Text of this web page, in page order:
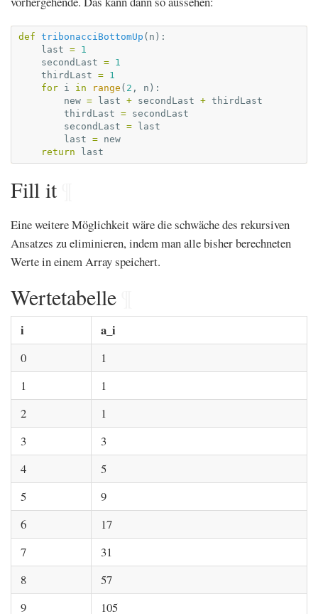
def tribonacciBottomUp ( n ):
last = 1
secondLast = 1
thirdLast = 1
for i in range ( 2 , n ):
new = last + secondLast + thirdLast
thirdLast = secondLast
secondLast =
last
last = new
return
last
Fill it¶
Eine weitere Möglichkeit wäre die schwäche des rekursiven
Ansatzes zu eliminieren, indem man alle bisher berechneten
Werte in einem Array speichert.
Wertetabelle
i a_i
0
1
1
1
2
1
3
3
4
5
5
9
6
17
7
31
8
57
9
105